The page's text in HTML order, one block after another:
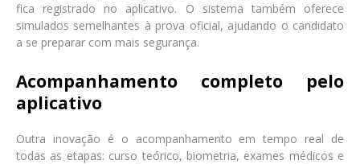
fica registrado no aplicativo. O sistema também oferece
simulados semelhantes à prova oficial, ajudando o candidato
a se preparar com mais segurança.
Acompanhamento completo pelo
aplicativo
Outra inovação é o acompanhamento em tempo real de
todas as etapas: curso teórico, biometria, exames médicos e